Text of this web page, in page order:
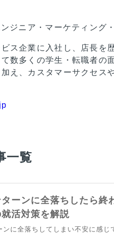
ジニア・マーケティング
ス企業に入社し、店長を
数多くの学生・転職者の
え、カスタマーサクセス
一覧
ーンに全落ちしたら終
活対策を解説
ンに全落ちしてしまい不安に感じ